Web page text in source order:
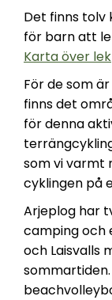
Det finns
för barn att
Karta över
För de som
finns det
för denna
som vi varmt
cyklingen på
Arjeplog har
camping och
och Laisvalls